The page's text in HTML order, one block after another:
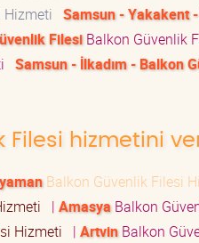
Samsun - Yakakent
FilesiBalkon Güvenlik
Samsun - İlkadım - Balkon
Filesi hizmetini
Balkon Güvenlik Filesi
| Amasya Balkon
Hizmeti | ArtvinBalkon